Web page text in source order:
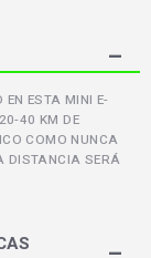
ESTA MINI E-
40 KM DE
COMO NUNCA
DISTANCIA SERÁ